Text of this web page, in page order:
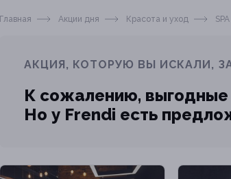
Главная Акции дня Красота и уход
АКЦИЯ, КОТОРУЮ ВЫ ИСКАЛИ,
К сожалению, выгодные
Но у Frendi есть